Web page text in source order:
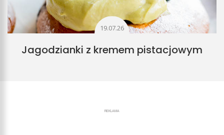
19.07.26
Jagodzianki z kremem pistacjowym
REKLAMA